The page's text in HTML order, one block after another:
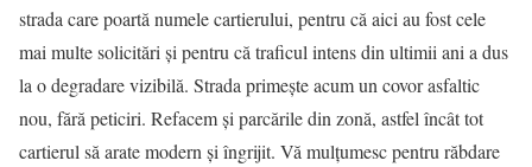
strada care poartă numele cartierului, pentru că aici au fost cele
mai multe solicitări și pentru că traficul intens din ultimii ani a dus
la o degradare vizibilă. Strada primește acum un covor asfaltic
nou, fără peticiri. Refacem și parcările din zonă, astfel încât tot
cartierul să arate modern și îngrijit. Vă mulțumesc pentru răbdare